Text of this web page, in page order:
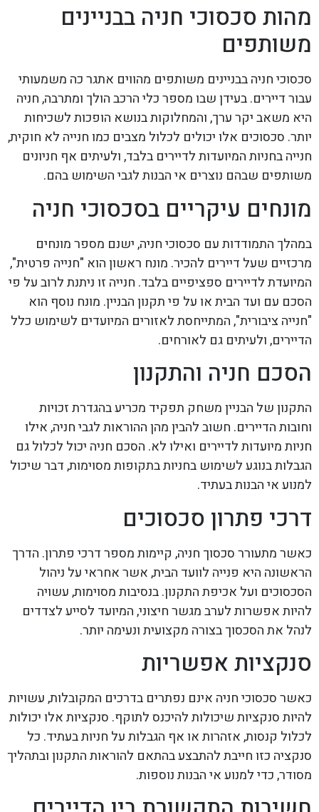
מהות סכסוכי חניה בבניינים
משותפים
סכסוכי חניה בבניינים משותפים מהווים אתגר כה משמעותי
עבור דיירים. בעידן שבו מספר כלי הרכב הולך ומתרבה, חניה
היא משאב יקר ערך, והמחלוקות בנושא הופכות לשכיחות
יותר. סכסוכים אלו יכולים לכלול מצבים כמו חנייה לא חוקית,
חנייה בחניות המיועדות לדיירים בלבד, ולעיתים אף חניונים
משותפים שבהם נוצרים אי הבנות לגבי השימוש בהם.
מונחים עיקריים בסכסוכי חניה
במהלך התמודדות עם סכסוכי חניה, ישנם מספר מונחים
מרכזיים שעל דיירים להכיר. מונח ראשון הוא "חנייה פרטית",
המיועדת לדיירים ספציפיים בלבד. חנייה זו ניתנת לרוב על פי
הסכם עם ועד הבית או על פי תקנון הבניין. מונח נוסף הוא
"חנייה ציבורית", המתייחסת לאזורים המיועדים לשימוש כלל
הדיירים, ולעיתים גם לאורחים.
הסכם חניה והתקנון
התקנון של הבניין משחק תפקיד מכריע בהגדרת זכויות
וחובות הדיירים. חשוב להבין מהן ההוראות לגבי חניה, אילו
חניות מיועדות לדיירים ואילו לא. הסכם חניה יכול לכלול גם
הגבלות בנוגע לשימוש בחניות בתקופות מסוימות, דבר שיכול
למנוע אי הבנות בעתיד.
דרכי פתרון סכסוכים
כאשר מתעורר סכסוך חניה, קיימות מספר דרכי פתרון. הדרך
הראשונה היא פנייה לוועד הבית, אשר אחראי על ניהול
הסכסוכים ועל אכיפת התקנון. בנסיבות מסוימות, עשויה
להיות אפשרות לערב מגשר חיצוני, המיועד לסייע לצדדים
לנהל את הסכסוך בצורה מקצועית ונעימה יותר.
סנקציות אפשריות
כאשר סכסוכי חניה אינם נפתרים בדרכים המקובלות, עשויות
להיות סנקציות שיכולות להיכנס לתוקף. סנקציות אלו יכולות
לכלול קנסות, אזהרות או אף הגבלות על חניות בעתיד. כל
סנקציה כזו חייבת להתבצע בהתאם להוראות התקנון ובתהליך
מסודר, כדי למנוע אי הבנות נוספות.